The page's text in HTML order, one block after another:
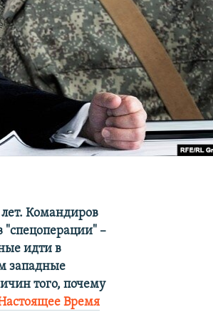
Командиров
"спецоперации" –
идти в
западные
того, почему
Время